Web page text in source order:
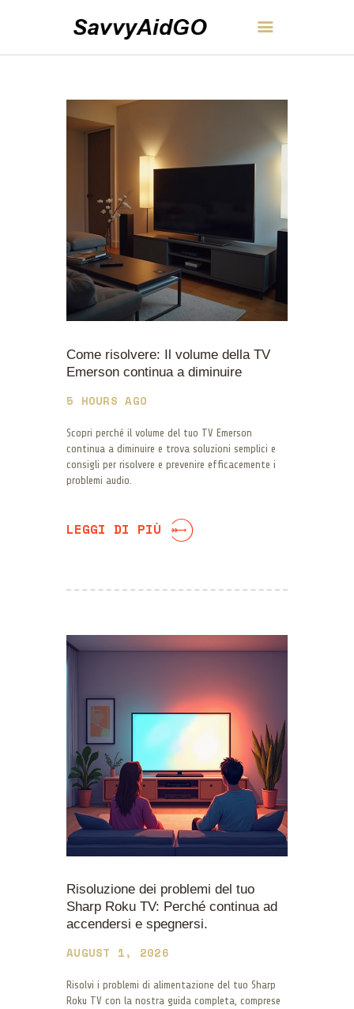
SavvyAidGO
CASA
INFORMAZIONI
POLITICA
ITALIANO
Come risolvere: Il volume della TV
Emerson continua a diminuire
5 HOURS AGO
Scopri perché il volume del tuo TV Emerson
continua a diminuire e trova soluzioni semplici e
consigli per risolvere e prevenire efficacemente i
problemi audio.
LEGGI DI PIÙ
Risoluzione dei problemi del tuo
Sharp Roku TV: Perché continua ad
accendersi e spegnersi.
AUGUST 1, 2026
Risolvi i problemi di alimentazione del tuo Sharp
Roku TV con la nostra guida completa, comprese